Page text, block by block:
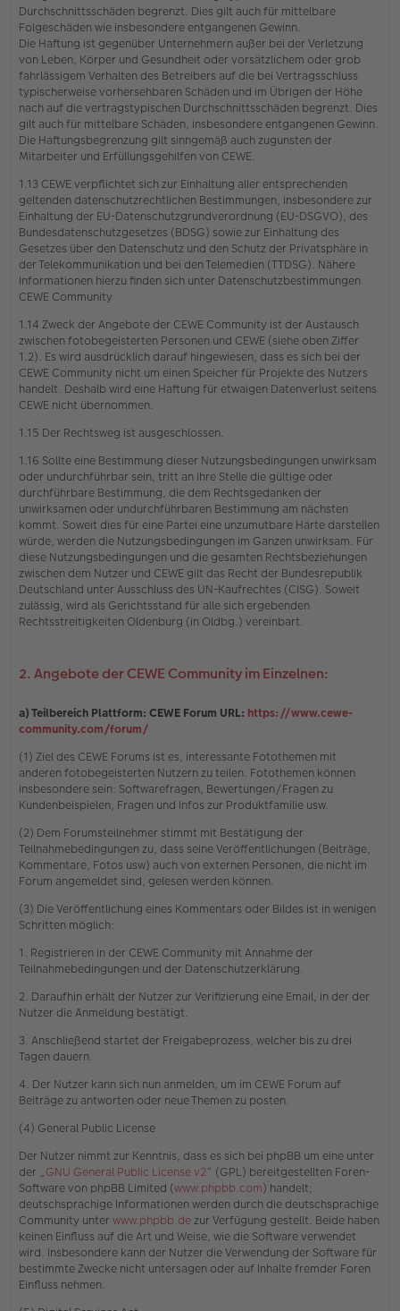
Durchschnittsschäden begrenzt. Dies gilt auch für mittelbare
Folgeschäden wie insbesondere entgangenen Gewinn.
Die Haftung ist gegenüber Unternehmern außer bei der Verletzung
von Leben, Körper und Gesundheit oder vorsätzlichem oder grob
fahrlässigem Verhalten des Betreibers auf die bei Vertragsschluss
typischerweise vorhersehbaren Schäden und im Übrigen der Höhe
nach auf die vertragstypischen Durchschnittsschäden begrenzt. Dies
gilt auch für mittelbare Schäden, insbesondere entgangenen Gewinn.
Die Haftungsbegrenzung gilt sinngemäß auch zugunsten der
Mitarbeiter und Erfüllungsgehilfen von CEWE.
1.13 CEWE verpflichtet sich zur Einhaltung aller entsprechenden
geltenden datenschutzrechtlichen Bestimmungen, insbesondere zur
Einhaltung der EU-Datenschutzgrundverordnung (EU-DSGVO), des
Bundesdatenschutzgesetzes (BDSG) sowie zur Einhaltung des
Gesetzes über den Datenschutz und den Schutz der Privatsphäre in
der Telekommunikation und bei den Telemedien (TTDSG). Nähere
Informationen hierzu finden sich unter Datenschutzbestimmungen
CEWE Community
1.14 Zweck der Angebote der CEWE Community ist der Austausch
zwischen fotobegeisterten Personen und CEWE (siehe oben Ziffer
1.2). Es wird ausdrücklich darauf hingewiesen, dass es sich bei der
CEWE Community nicht um einen Speicher für Projekte des Nutzers
handelt. Deshalb wird eine Haftung für etwaigen Datenverlust seitens
CEWE nicht übernommen.
1.15 Der Rechtsweg ist ausgeschlossen.
1.16 Sollte eine Bestimmung dieser Nutzungsbedingungen unwirksam
oder undurchführbar sein, tritt an ihre Stelle die gültige oder
durchführbare Bestimmung, die dem Rechtsgedanken der
unwirksamen oder undurchführbaren Bestimmung am nächsten
kommt. Soweit dies für eine Partei eine unzumutbare Härte darstellen
würde, werden die Nutzungsbedingungen im Ganzen unwirksam. Für
diese Nutzungsbedingungen und die gesamten Rechtsbeziehungen
zwischen dem Nutzer und CEWE gilt das Recht der Bundesrepublik
Deutschland unter Ausschluss des UN-Kaufrechtes (CISG). Soweit
zulässig, wird als Gerichtsstand für alle sich ergebenden
Rechtsstreitigkeiten Oldenburg (in Oldbg.) vereinbart.
2. Angebote der CEWE Community im Einzelnen:
a) Teilbereich Plattform: CEWE Forum URL: https://www.cewe-
community.com/forum/
(1) Ziel des CEWE Forums ist es, interessante Fotothemen mit
anderen fotobegeisterten Nutzern zu teilen. Fotothemen können
insbesondere sein: Softwarefragen, Bewertungen/Fragen zu
Kundenbeispielen, Fragen und Infos zur Produktfamilie usw.
(2) Dem Forumsteilnehmer stimmt mit Bestätigung der
Teilnahmebedingungen zu, dass seine Veröffentlichungen (Beiträge,
Kommentare, Fotos usw) auch von externen Personen, die nicht im
Forum angemeldet sind, gelesen werden können.
(3) Die Veröffentlichung eines Kommentars oder Bildes ist in wenigen
Schritten möglich:
1. Registrieren in der CEWE Community mit Annahme der
Teilnahmebedingungen und der Datenschutzerklärung.
2. Daraufhin erhält der Nutzer zur Verifizierung eine Email, in der der
Nutzer die Anmeldung bestätigt.
3. Anschließend startet der Freigabeprozess, welcher bis zu drei
Tagen dauern.
4. Der Nutzer kann sich nun anmelden, um im CEWE Forum auf
Beiträge zu antworten oder neue Themen zu posten.
(4) General Public License
Der Nutzer nimmt zur Kenntnis, dass es sich bei phpBB um eine unter
der „GNU General Public License v2“ (GPL) bereitgestellten Foren-
Software von phpBB Limited (www.phpbb.com) handelt;
deutschsprachige Informationen werden durch die deutschsprachige
Community unter www.phpbb.dezur Verfügung gestellt. Beide haben
keinen Einfluss auf die Art und Weise, wie die Software verwendet
wird. Insbesondere kann der Nutzer die Verwendung der Software für
bestimmte Zwecke nicht untersagen oder auf Inhalte fremder Foren
Einfluss nehmen.